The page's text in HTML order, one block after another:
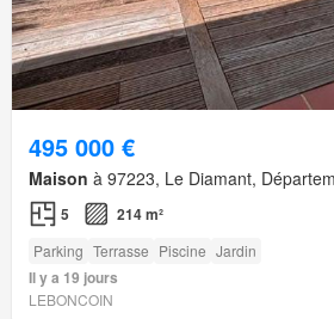
495 000 €
Maison à 97223, Le Diamant,
5 214 m²
Parking Terrasse Piscine Jardin
Il y a 19 jours
LEBONCOIN